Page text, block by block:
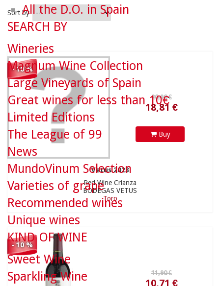
Sort by
- 10 % 18,81 €
Buy
Vetus 2023
Red Wine Crianza
BODEGAS VETUS
Toro
- 10 %
All the D.O. in Spain
SEARCH BY
Wineries
Magnum Wine Collection
Large Vineyards of Spain
Great wines for less than 10€
Limited Editions
The League of 99
News
MundoVinum Selection
Varieties of grape
Recommended wines
Unique wines
KIND OF WINE
Sweet Wine
Sparkling Wine